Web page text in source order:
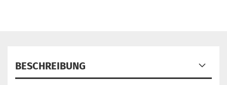
BESCHREIBUNG